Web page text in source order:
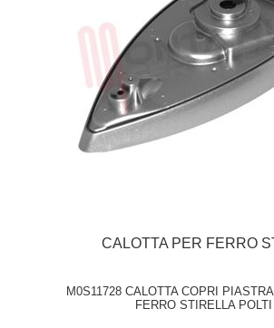
CALOTTA PER FERRO
M0S11728 CALOTTA COPRI
FERRO STIRELLA POLTI